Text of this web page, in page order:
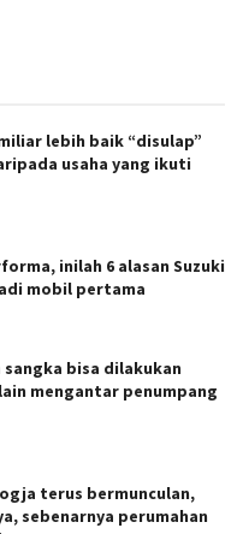
lebih baik “disulap”
usaha yang ikuti
inilah 6 alasan Suzuki
mobil pertama
sangka bisa dilakukan
mengantar penumpang
terus bermunculan,
sebenarnya perumahan